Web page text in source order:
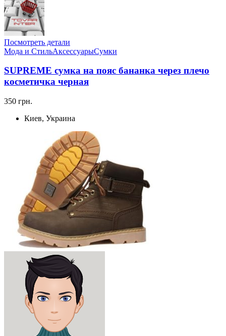
Посмотреть детали
Мода и СтильАксессуарыСумки
SUPREME сумка на пояс бананка через плечо
косметичка черная
350 грн.
Киев, Украина